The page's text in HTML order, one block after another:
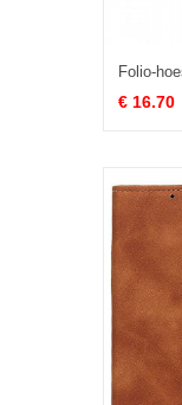
€ 16.70